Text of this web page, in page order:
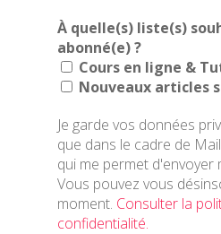
À quelle(s) liste(s)
abonné(e) ?
Cours en ligne &
Nouveaux articles
Je garde vos données
que dans le cadre de
qui me permet d'envoyer
Vous pouvez vous
moment. Consulter la
confidentialité.